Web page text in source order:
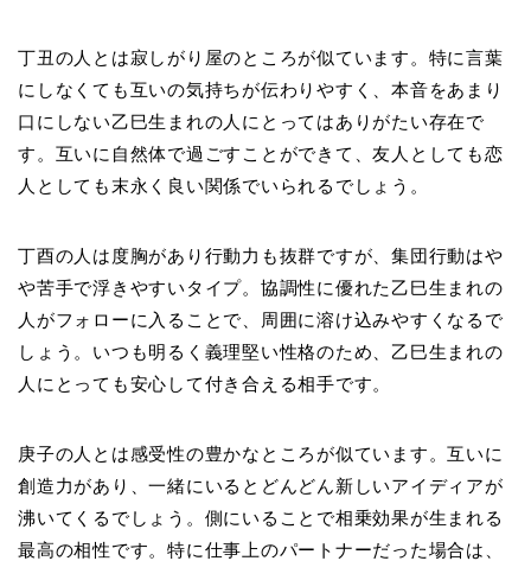
丁丑の人とは寂しがり屋のところが似ています。特に言葉
にしなくても互いの気持ちが伝わりやすく、本音をあまり
口にしない乙巳生まれの人にとってはありがたい存在で
す。互いに自然体で過ごすことができて、友人としても恋
人としても末永く良い関係でいられるでしょう。
丁酉の人は度胸があり行動力も抜群ですが、集団行動はや
や苦手で浮きやすいタイプ。協調性に優れた乙巳生まれの
人がフォローに入ることで、周囲に溶け込みやすくなるで
しょう。いつも明るく義理堅い性格のため、乙巳生まれの
人にとっても安心して付き合える相手です。
庚子の人とは感受性の豊かなところが似ています。互いに
創造力があり、一緒にいるとどんどん新しいアイディアが
沸いてくるでしょう。側にいることで相乗効果が生まれる
最高の相性です。特に仕事上のパートナーだった場合は、